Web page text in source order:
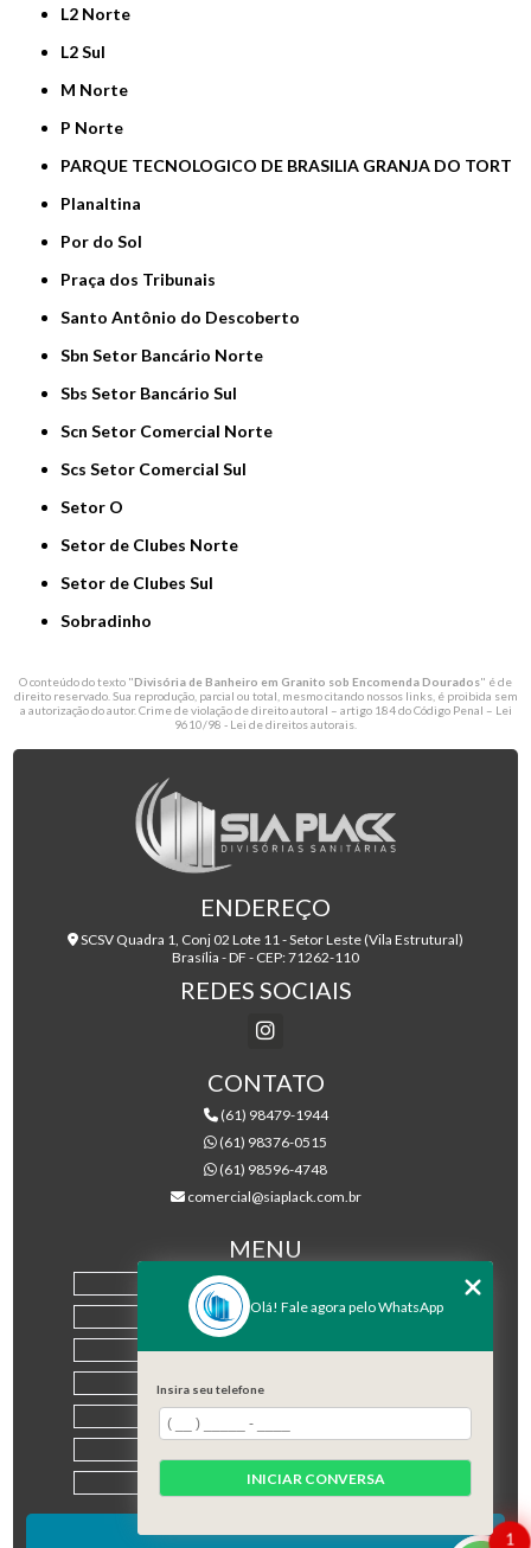
L2 Norte
L2 Sul
M Norte
P Norte
PARQUE TECNOLOGICO DE BRASILIA GRANJA DO TORT
Planaltina
Por do Sol
Praça dos Tribunais
Santo Antônio do Descoberto
Sbn Setor Bancário Norte
Sbs Setor Bancário Sul
Scn Setor Comercial Norte
Scs Setor Comercial Sul
Setor O
Setor de Clubes Norte
Setor de Clubes Sul
Sobradinho
O conteúdo do texto "Divisória de Banheiro em Granito sob Encomenda Dourados" é de
direito reservado. Sua reprodução, parcial ou total, mesmo citando nossos links, é proibida sem
a autorização do autor. Crime de violação de direito autoral – artigo 184 do Código Penal – Lei
9610/98 - Lei de direitos autorais
ENDEREÇO
SCSV Quadra 1, Conj 02 Lote 11 - Setor Leste (Vila Estrutural)
Brasília - DF - CEP: 71262-110
REDES SOCIAIS
CONTATO
(61) 98479-1944
(61) 98376-0515
(61) 98596-4748
comercial@siaplack.com.br
MENU
EMPRESA
PRODUTOS
MAPA DO SITE
1
Olá! Fale agora pelo WhatsApp
Insira seu telefone
INICIAR CONVERSA